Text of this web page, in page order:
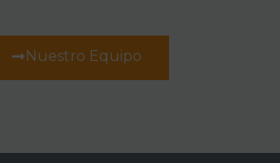
Nuestro Equipo